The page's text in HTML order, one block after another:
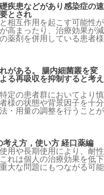
疾患などがあり感染症の速
とされ
相互作用を起こす可能性が
高まったり、治療効果が減
薬剤を併用している患者様
がある。 腸内細菌叢を変
る再吸収を抑制すると考え
定の患者群においてより慎
様の状態や背景因子を十分
・用量の調整を行うことが
え方，使い方 経口薬編
用や長期使用により、耐性
れは個人の治療効果を低下
大な問題にもつながる可能